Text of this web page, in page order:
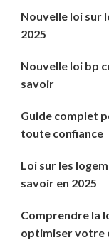
Nouvelle loi sur
2025
Nouvelle loi bp
savoir
Guide complet
toute confiance
Loi sur les
savoir en 2025
Comprendre la
optimiser votre